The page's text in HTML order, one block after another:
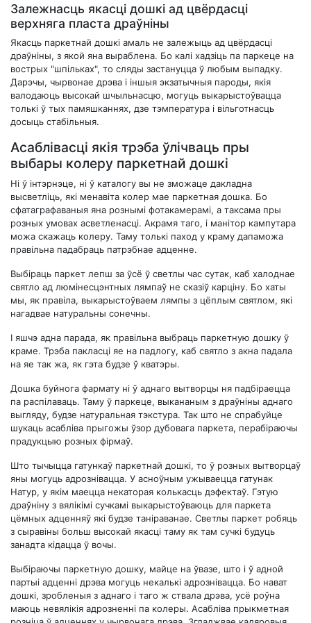
Залежнасць якасці дошкі ад цвёрдасці
верхняга пласта драўніны
Якасць паркетнай дошкі амаль не залежыць ад цвёрдасці
драўніны, з якой яна выраблена. Бо калі хадзіць па паркеце на
вострых "шпільках", то сляды застануцца ў любым выпадку.
Дарэчы, чырвонае дрэва і іншыя экзатычныя пароды, якія
валодаюць высокай шчыльнасцю, могуць выкарыстоўвацца
толькі ў тых памяшканнях, дзе тэмпература і вільготнасць
досыць стабільныя.
Асаблівасці якія трэба ўлічваць пры
выбары колеру паркетнай дошкі
Ні ў інтэрнэце, ні ў каталогу вы не зможаце дакладна
высветліць, які менавіта колер мае паркетная дошка. Бо
сфатаграфаваныя яна рознымі фотакамерамі, а таксама пры
розных умовах асветленасці. Акрамя таго, і манітор кампутара
можа скажаць колеру. Таму толькі паход у краму дапаможа
правільна падабраць патрэбнае адценне.
Выбіраць паркет лепш за ўсё ў светлы час сутак, каб халоднае
святло ад люмінесцэнтных лямпаў не сказіў карціну. Бо хаты
мы, як правіла, выкарыстоўваем лямпы з цёплым святлом, які
нагадвае натуральны сонечны.
І яшчэ адна парада, як правільна выбраць паркетную дошку ў
краме. Трэба пакласці яе на падлогу, каб святло з акна падала
на яе так жа, як гэта будзе ў кватэры.
Дошка буйнога фармату ні ў аднаго вытворцы ня падбіраецца
па распілаваць. Таму ў паркеце, выкананым з драўніны аднаго
выгляду, будзе натуральная тэкстура. Так што не спрабуйце
шукаць асабліва прыгожы ўзор дубовага паркета, перабіраючы
прадукцыю розных фірмаў.
Што тычыцца гатункаў паркетнай дошкі, то ў розных вытворцаў
яны могуць адрознівацца. У асноўным ужываецца гатунак
Натур, у якім маецца некаторая колькасць дэфектаў. Гэтую
драўніну з вялікімі сучкамі выкарыстоўваюць для паркета
цёмных адценняў які будзе таніраванае. Светлы паркет робяць
з сыравіны больш высокай якасці таму як там сучкі будуць
занадта кідацца ў вочы.
Выбіраючы паркетную дошку, майце на ўвазе, што і ў адной
партыі адценні дрэва могуць некалькі адрознівацца. Бо нават
дошкі, зробленыя з аднаго і таго ж ствала дрэва, усё роўна
маюць невялікія адрозненні па колеры. Асабліва прыкметная